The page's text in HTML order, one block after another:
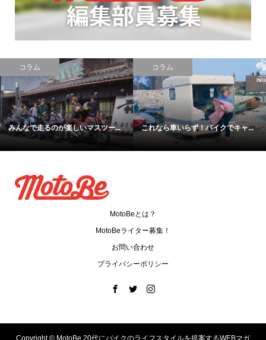
コラム
みんなで走るのが楽しいマスツー...
コラム
これなら車いらず！バイクでキャ...
MotoBeとは？
MotoBeライター募集！
お問い合わせ
プライバシーポリシー
Copyright © MotoBe 20代にバイクのライフスタイルを提案するWEBマガ